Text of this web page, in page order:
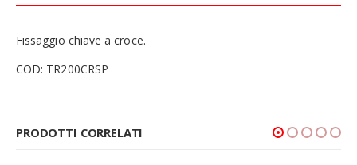
Fissaggio chiave a croce.
COD: TR200CRSP
PRODOTTI CORRELATI